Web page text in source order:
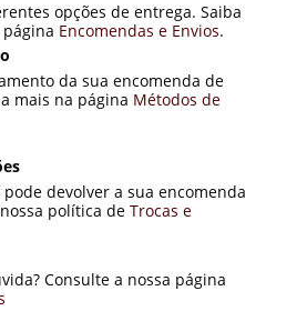
opções de entrega. Saiba
Encomendas e Envios.
da sua encomenda de
mais na página Métodos de
devolver a sua encomenda
política de Trocas e
Consulte a nossa página